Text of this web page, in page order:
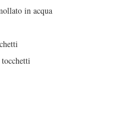
in acqua
tocchetti